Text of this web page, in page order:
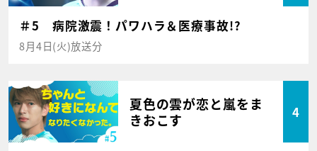
＃5 病院激震！パワハラ＆医療事故!?
8月4日(火)放送分
夏色の雲が恋と嵐をま
きおこす
4